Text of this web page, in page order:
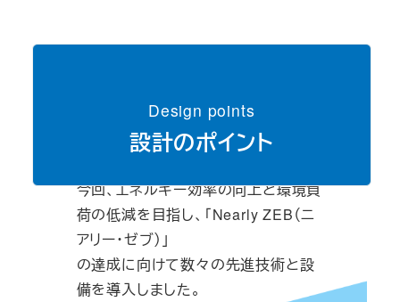
Design points
設計のポイント
今回、エネルギー効率の向上と環境負
荷の低減を目指し、「Nearly ZEB（ニ
アリー・ゼブ）」
の達成に向けて数々の先進技術と設
備を導入しました。